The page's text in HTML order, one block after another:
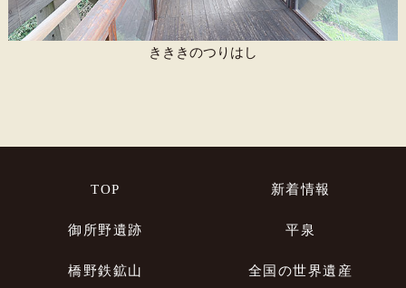
きききのつりはし
TOP 新着情報
御所野遺跡 平泉
橋野鉄鉱山 全国の世界遺産